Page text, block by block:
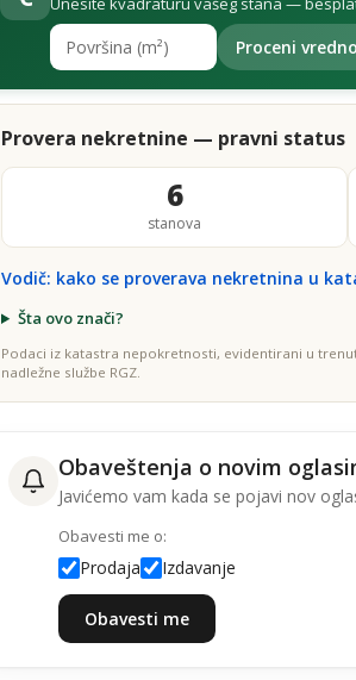
Proceni
Provera nekretnine — pravni status
6
stanova
Vodič: kako se proverava nekretnina u
Šta ovo znači?
Podaci iz katastra nepokretnosti, evidentirani u
nadležne službe RGZ.
Obaveštenja o novim
Javićemo vam kada se pojavi nov
Obavesti me o:
Prodaja Izdavanje
Obavesti me